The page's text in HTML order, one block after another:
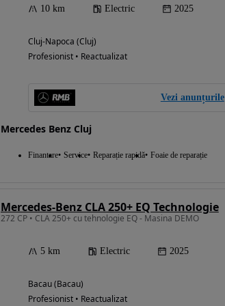
10 km Electric 2025
Cluj-Napoca (Cluj)
Profesionist • Reactualizat
Vezi anunțurile
Mercedes Benz Cluj
Finantare Service Reparație rapidă Foaie de reparație
Mercedes-Benz CLA 250+ EQ Technologie
272 CP • CLA 250+ cu tehnologie EQ - Masina DEMO
5 km Electric 2025
Bacau (Bacau)
Profesionist • Reactualizat